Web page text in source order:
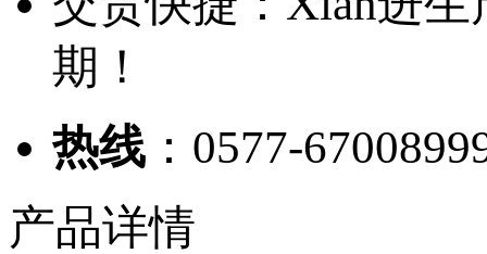
期！
热线 ：0577-
产品详情